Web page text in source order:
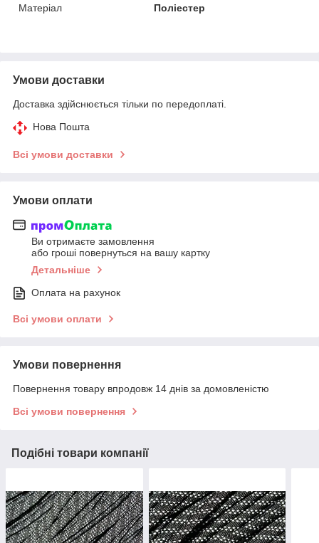
Матеріал
Поліестер
Умови доставки
Доставка здійснюється тільки по передоплаті.
Нова Пошта
Всі умови доставки
Умови оплати
Ви отримаєте замовлення
або гроші повернуться на вашу картку
Детальніше
Оплата на рахунок
Всі умови оплати
Умови повернення
Повернення товару впродовж 14 днів за домовленістю
Всі умови повернення
Подібні товари компанії